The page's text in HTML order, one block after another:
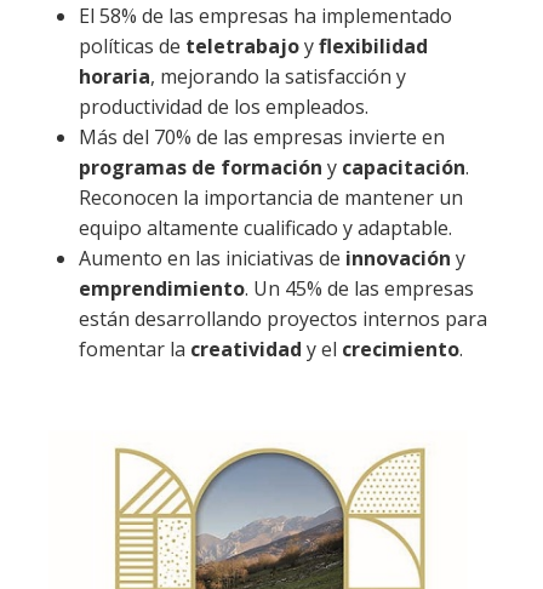
El 58% de las empresas ha implementado
políticas de teletrabajoyflexibilidad
horaria, mejorando la satisfacción y
productividad de los empleados.
Más del 70% de las empresas invierte en
programas de formación y capacitación.
Reconocen la importancia de mantener un
equipo altamente cualificado y adaptable.
Aumento en las iniciativas de innovación y
emprendimiento. Un 45% de las empresas
están desarrollando proyectos internos para
fomentar la creatividad y el crecimiento.